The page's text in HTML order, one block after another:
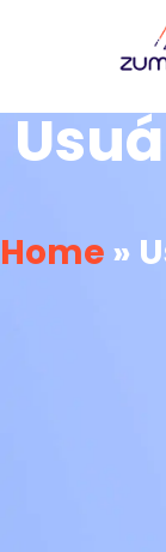
Home »